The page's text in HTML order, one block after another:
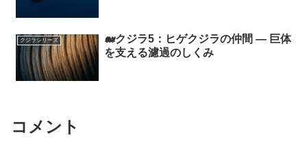
クジラシリーズ
🐋クジラ5：ヒゲクジラの仲間 ― 巨体
を支える濾過のしくみ
コメント